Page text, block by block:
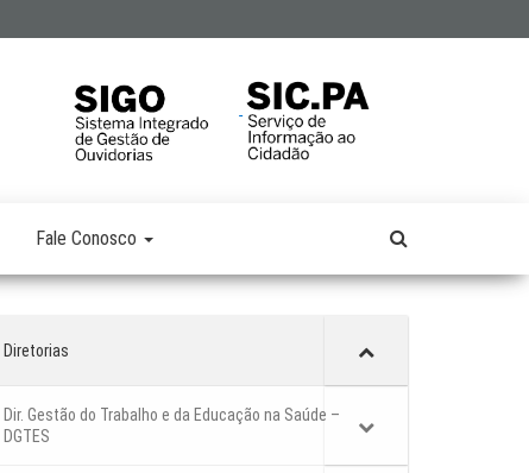
Fale Conosco
Diretorias
Dir. Gestão do Trabalho e da Educação na Saúde –
DGTES